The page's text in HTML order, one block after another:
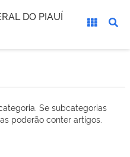
DO PIAUÍ
Se subcategorias
poderão conter artigos.